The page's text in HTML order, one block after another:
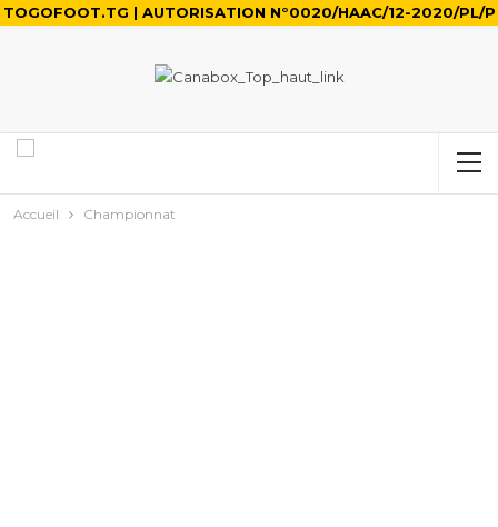
TOGOFOOT.TG | AUTORISATION N°0020/HAAC/12-2020/PL/P
Accueil Championnat